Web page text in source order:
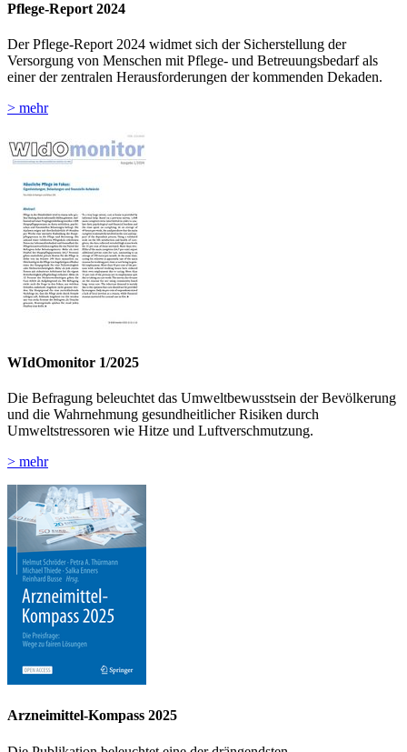
Pflege-Report 2024
Der Pflege-Report 2024 widmet sich der Sicherstellung der
Versorgung von Menschen mit Pflege- und Betreuungsbedarf als
einer der zentralen Herausforderungen der kommenden Dekaden.
> mehr
WIdOmonitor 1/2025
Die Befragung beleuchtet das Umweltbewusstsein der Bevölkerung
und die Wahrnehmung gesundheitlicher Risiken durch
Umweltstressoren wie Hitze und Luftverschmutzung.
> mehr
Arzneimittel-Kompass 2025